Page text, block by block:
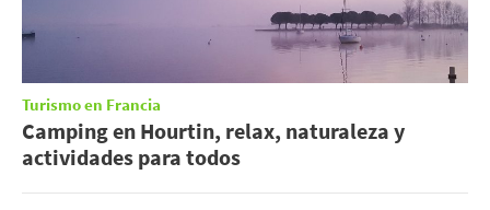
Turismo en Francia
Camping en Hourtin, relax, naturaleza y
actividades para todos